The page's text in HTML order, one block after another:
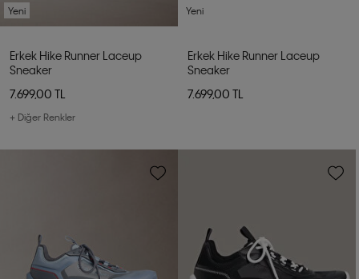
Yeni
Erkek Hike Runner Laceup
Sneaker
7.699,00 TL
+ Diğer Renkler
Yeni
Erkek Hike Runner Laceup
Sneaker
7.699,00 TL